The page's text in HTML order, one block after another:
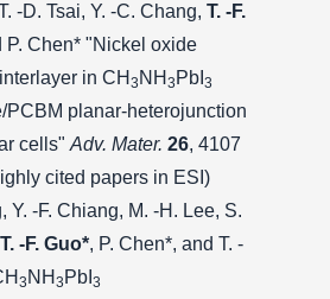
-D. Tsai, Y. -C. Chang, T. -F.
P. Chen* "Nickel oxide
in CH 3 NH 3 PbI 3
PCBM planar-heterojunction
cells" Adv. Mater. 26, 4107
cited papers in ESI)
Y. -F. Chiang, M. -H. Lee, S.
T. -F. Guo*, P. Chen*, and T. -
3 NH 3 PbI 3